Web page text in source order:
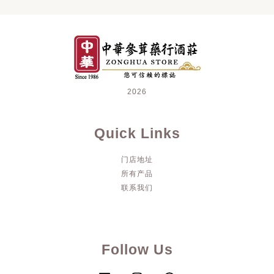
2026
Quick Links
门店地址
所有产品
联系我们
Follow Us